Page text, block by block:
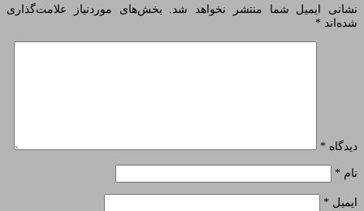
نشانی ایمیل شما منتشر نخواهد شد.
بخش‌های موردنیاز علامت‌گذاری
شده‌اند *
دیدگاه *
نام *
ایمیل *